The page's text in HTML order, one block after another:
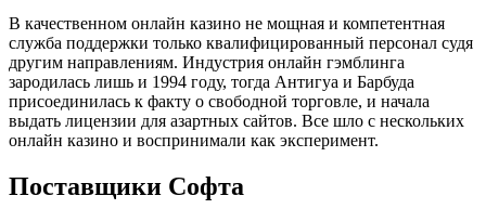
В качественном онлайн казино не мощная и компетентная
служба поддержки только квалифицированный персонал судя
другим направлениям. Индустрия онлайн гэмблинга
зародилась лишь и 1994 году, тогда Антигуа и Барбуда
присоединилась к факту о свободной торговле, и начала
выдать лицензии для азартных сайтов. Все шло с нескольких
онлайн казино и воспринимали как эксперимент.
Поставщики Софта